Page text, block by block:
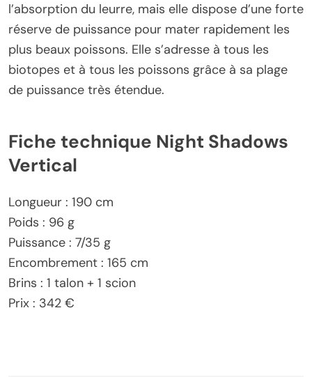
l’absorption du leurre, mais elle dispose d’une forte
réserve de puissance pour mater rapidement les
plus beaux poissons. Elle s’adresse à tous les
biotopes et à tous les poissons grâce à sa plage
de puissance très étendue.
Fiche technique Night Shadows
Vertical
Longueur : 190 cm
Poids : 96 g
Puissance : 7/35 g
Encombrement : 165 cm
Brins : 1 talon + 1 scion
Prix : 342 €